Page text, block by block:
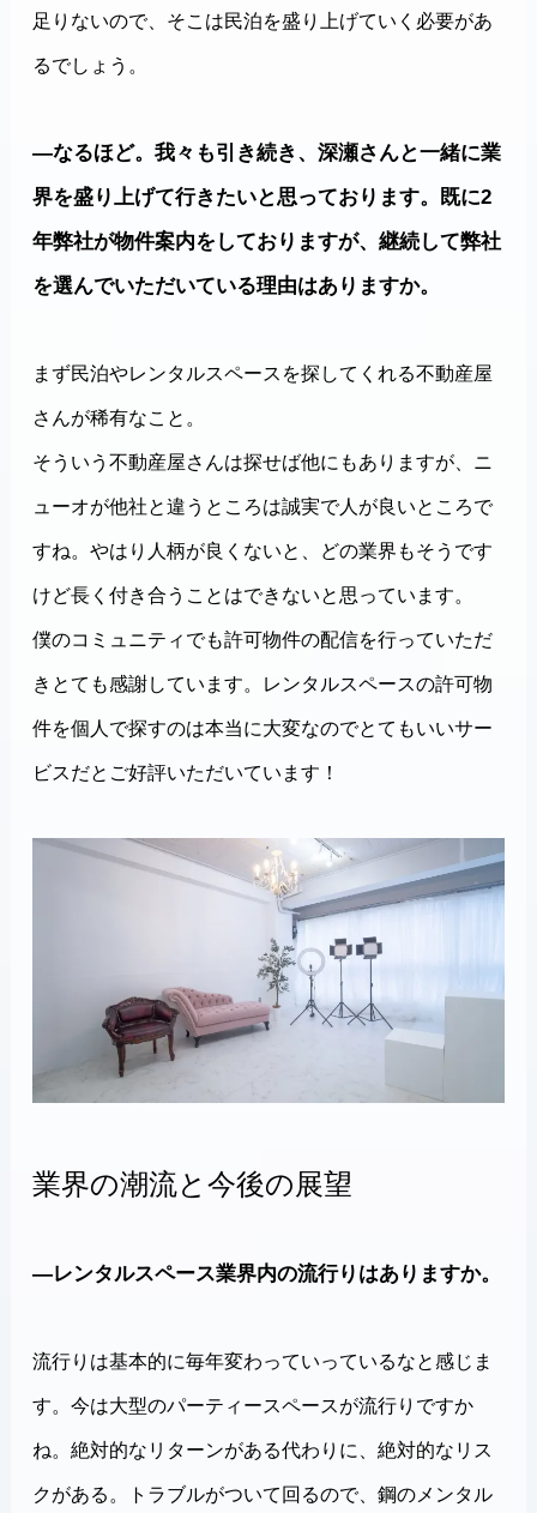
足りないので、そこは民泊を盛り上げていく必要があ
るでしょう。
―なるほど。我々も引き続き、深瀬さんと一緒に業
界を盛り上げて行きたいと思っております。既に2
年弊社が物件案内をしておりますが、継続して弊社
を選んでいただいている理由はありますか。
まず民泊やレンタルスペースを探してくれる不動産屋
さんが稀有なこと。
そういう不動産屋さんは探せば他にもありますが、ニ
ューオが他社と違うところは誠実で人が良いところで
すね。やはり人柄が良くないと、どの業界もそうです
けど長く付き合うことはできないと思っています。
僕のコミュニティでも許可物件の配信を行っていただ
きとても感謝しています。レンタルスペースの許可物
件を個人で探すのは本当に大変なのでとてもいいサー
ビスだとご好評いただいています！
業界の潮流と今後の展望
―レンタルスペース業界内の流行りはありますか。
流行りは基本的に毎年変わっていっているなと感じま
す。今は大型のパーティースペースが流行りですか
ね。絶対的なリターンがある代わりに、絶対的なリス
クがある。トラブルがついて回るので、鋼のメンタル